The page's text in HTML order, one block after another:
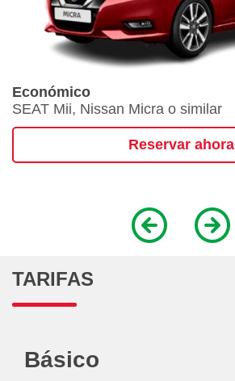
Económico
SEAT Mii, Nissan Micra o similar
Reservar ahora
TARIFAS
Básico